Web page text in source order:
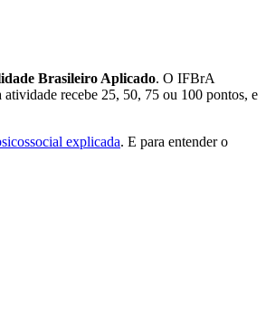
Brasileiro Aplicado. O IFBrA
recebe 25, 50, 75 ou 100 pontos, e
explicada. E para entender o